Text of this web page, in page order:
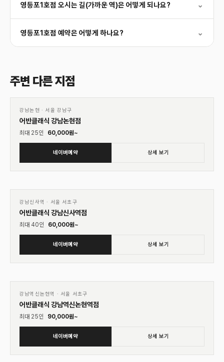
영등포1호점 오시는 길(가까운 역)은 어떻게 되나요? ⌄
영등포1호점 예약은 어떻게 하나요? ⌄
주변 다른 지점
01
강남논현 · 서울 강남구
어반클래식 강남논현점
최대 25인 60,000원~
네이버예약 상세 보기
01
강남신사역 · 서울 서초구
어반클래식 강남신사역점
최대 40인 60,000원~
네이버예약 상세 보기
01
강남역신논현역 · 서울 서초구
어반클래식 강남역신논현역점
최대 25인 90,000원~
네이버예약 상세 보기